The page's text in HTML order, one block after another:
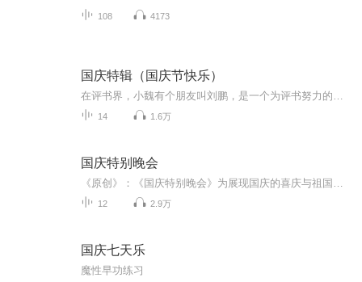
108 4173
国庆特辑（国庆节快乐）
14 1.6万
国庆特别晚会
12 2.9万
国庆七天乐
魔性早功练习